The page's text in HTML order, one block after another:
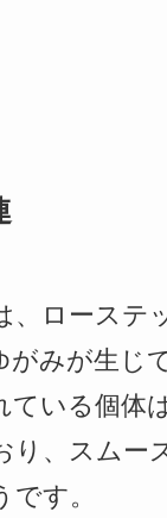
、ローステ
がみが生じ
ている個体
り、スムー
す。